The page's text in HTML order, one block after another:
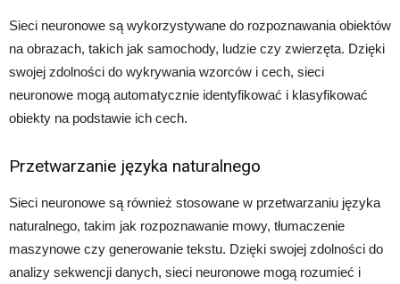
Sieci neuronowe są wykorzystywane do rozpoznawania obiektów
na obrazach, takich jak samochody, ludzie czy zwierzęta. Dzięki
swojej zdolności do wykrywania wzorców i cech, sieci
neuronowe mogą automatycznie identyfikować i klasyfikować
obiekty na podstawie ich cech.
Przetwarzanie języka naturalnego
Sieci neuronowe są również stosowane w przetwarzaniu języka
naturalnego, takim jak rozpoznawanie mowy, tłumaczenie
maszynowe czy generowanie tekstu. Dzięki swojej zdolności do
analizy sekwencji danych, sieci neuronowe mogą rozumieć i